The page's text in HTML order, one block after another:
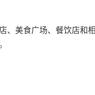
、美食广场、餐饮店